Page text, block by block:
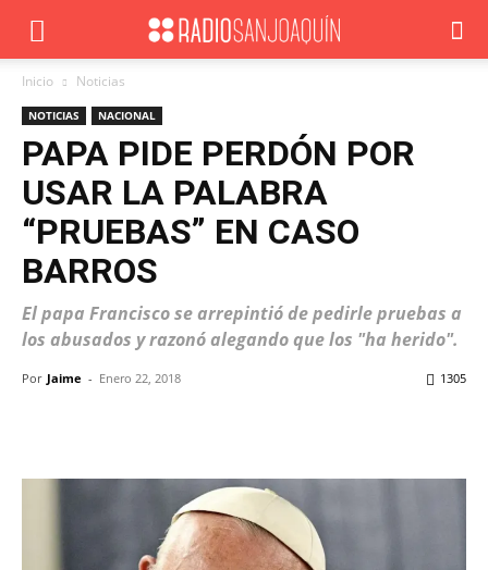
Inicio Noticias
NOTICIAS NACIONAL
PAPA PIDE PERDÓN POR
USAR LA PALABRA
“PRUEBAS” EN CASO
BARROS
El papa Francisco se arrepintió de pedirle pruebas a
los abusados y razonó alegando que los "ha herido".
Por Jaime - Enero 22, 2018 1305